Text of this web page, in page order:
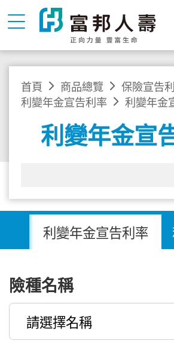
首頁 商品總覽
保險宣告
利變年金宣告利率
利變年金
利變年金宣
利變年金宣告利率
險種名稱